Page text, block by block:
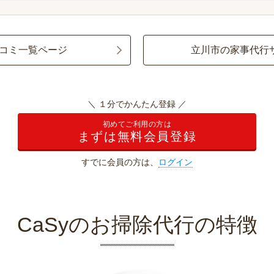
ミ一覧ページ 立川市の家事代行
＼ １分でかんたん登録 ／
初めてご利用の方は
まずは無料会員登録
すでに会員の方は、 ログイン
CaSyのお掃除代行の特徴